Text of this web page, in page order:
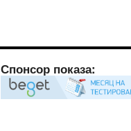
Спонсор показа: